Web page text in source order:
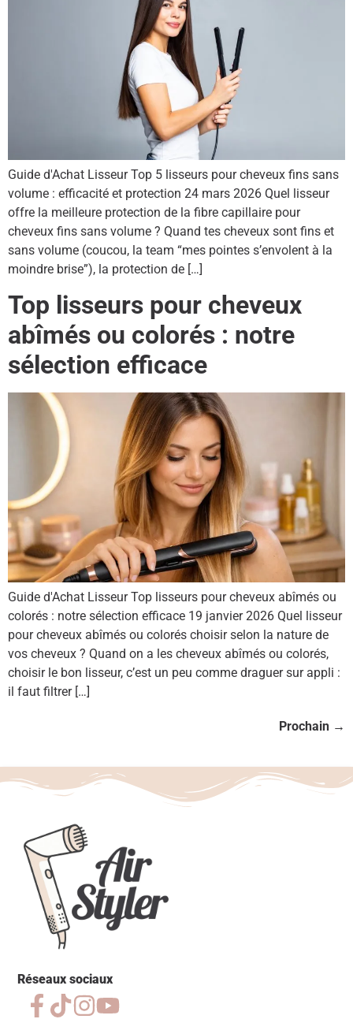
Guide d'Achat Lisseur Top 5 lisseurs pour cheveux fins sans
volume : efficacité et protection 24 mars 2026 Quel lisseur
offre la meilleure protection de la fibre capillaire pour
cheveux fins sans volume ? Quand tes cheveux sont fins et
sans volume (coucou, la team “mes pointes s’envolent à la
moindre brise”), la protection de […]
Top lisseurs pour cheveux
abîmés ou colorés : notre
sélection efficace
Guide d'Achat Lisseur Top lisseurs pour cheveux abîmés ou
colorés : notre sélection efficace 19 janvier 2026 Quel lisseur
pour cheveux abîmés ou colorés choisir selon la nature de
vos cheveux ? Quand on a les cheveux abîmés ou colorés,
choisir le bon lisseur, c’est un peu comme draguer sur appli :
il faut filtrer […]
Prochain →
Réseaux sociaux